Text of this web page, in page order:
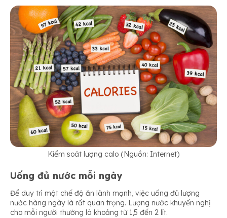
Kiểm soát lượng calo (Nguồn: Internet)
Uống đủ nước mỗi ngày
Để duy trì một chế độ ăn lành mạnh, việc uống đủ lượng
nước hàng ngày là rất quan trọng. Lượng nước khuyến nghị
cho mỗi người thường là khoảng từ 1,5 đến 2 lít.